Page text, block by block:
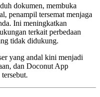
dokumen, membuka
penampil tersemat menjaga
Ini meningkatkan
terkait perbedaan
tidak didukung.
yang andal kini menjadi
dan Doconut App